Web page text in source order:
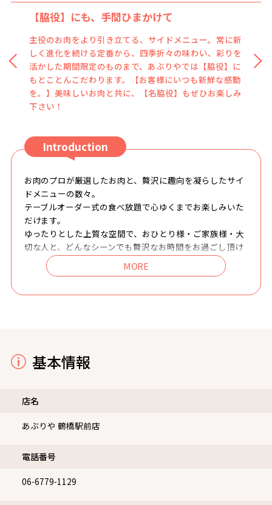
【脇役】にも、手間ひまかけて
主役のお肉をより引き立てる、サイドメニュー。常に新
しく進化を続ける定番から、四季折々の味わい、彩りを
活かした期間限定のものまで、あぶりやでは【脇役】に
もとことんこだわります。【お客様にいつも新鮮な感動
を。】美味しいお肉と共に、【名脇役】もぜひお楽しみ
下さい！
Introduction
お肉のプロが厳選したお肉と、贅沢に趣向を凝らしたサイ
ドメニューの数々。
テーブルオーダー式の食べ放題で心ゆくまでお楽しみいた
だけます。
ゆったりとした上質な空間で、おひとり様・ご家族様・大
切な人と、どんなシーンでも贅沢なお時間をお過ごし頂け
ます。
【鶴橋駅前店】は観光地沿線のJR環状線をはじめ、各線鶴
基本情報
店名
あぶりや 鶴橋駅前店
電話番号
06-6779-1129